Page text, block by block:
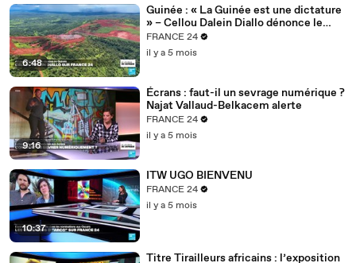
6:48
Guinée : « La Guinée est une dictature
» – Cellou Dalein Diallo dénonce le
régime Doumbouya
FRANCE 24
il y a 5 mois
9:16
Écrans : faut-il un sevrage numérique ?
Najat Vallaud-Belkacem alerte
FRANCE 24
il y a 5 mois
10:37
ITW UGO BIENVENU
FRANCE 24
il y a 5 mois
Titre Tirailleurs africains : l’exposition